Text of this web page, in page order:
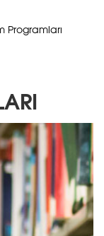
Programları